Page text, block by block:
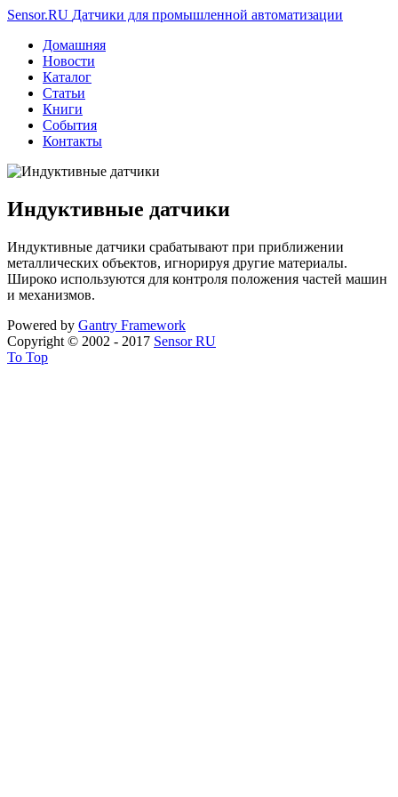
Sensor.RU Датчики для промышленной автоматизации
Домашняя
Новости
Каталог
Статьи
Книги
События
Контакты
Индуктивные датчики
Индуктивные датчики срабатывают при приближении
металлических объектов, игнорируя другие материалы.
Широко используются для контроля положения частей машин
и механизмов.
Powered by Gantry Framework
Copyright © 2002 - 2017 Sensor RU
To Top